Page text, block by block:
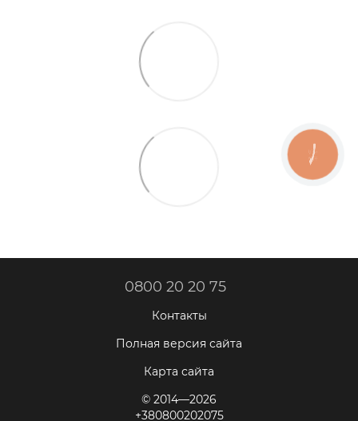
0800 20 20 75
Контакты
Полная версия сайта
Карта сайта
© 2014—2026
+380800202075
КНОПКА
ЗВ'ЯЗКУ